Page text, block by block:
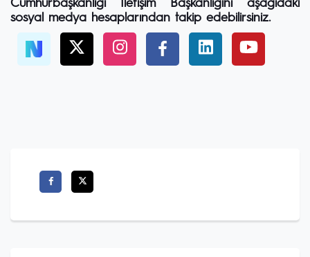
Cumhurbaşkanlığı İletişim Başkanlığını aşağıdaki
sosyal medya hesaplarından takip edebilirsiniz.